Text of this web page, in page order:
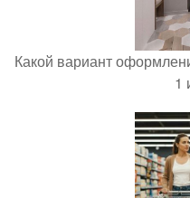
Какой вариант
1